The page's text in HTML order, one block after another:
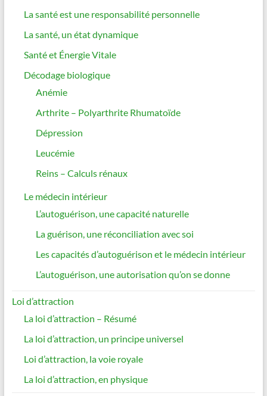
La santé est une responsabilité personnelle
La santé, un état dynamique
Santé et Énergie Vitale
Décodage biologique
Anémie
Arthrite – Polyarthrite Rhumatoïde
Dépression
Leucémie
Reins – Calculs rénaux
Le médecin intérieur
L’autoguérison, une capacité naturelle
La guérison, une réconciliation avec soi
Les capacités d’autoguérison et le médecin intérieur
L’autoguérison, une autorisation qu’on se donne
Loi d’attraction
La loi d’attraction – Résumé
La loi d’attraction, un principe universel
Loi d’attraction, la voie royale
La loi d’attraction, en physique